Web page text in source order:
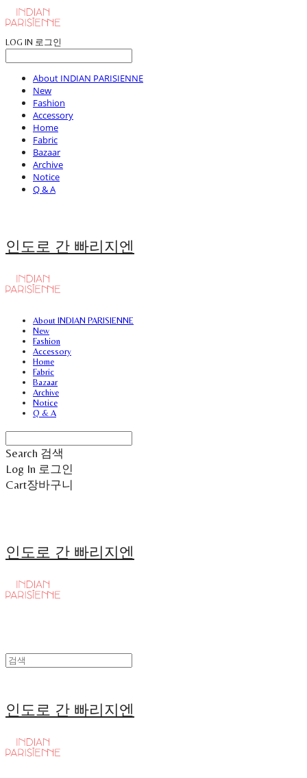
LOG IN 로그인
About INDIAN PARISIENNE
New
Fashion
Accessory
Home
Fabric
Bazaar
Archive
Notice
Q & A
인도로 간 빠리지엔
About INDIAN PARISIENNE
New
Fashion
Accessory
Home
Fabric
Bazaar
Archive
Notice
Q & A
Search 검색
Log In 로그인
Cart장바구니
인도로 간 빠리지엔
인도로 간 빠리지엔